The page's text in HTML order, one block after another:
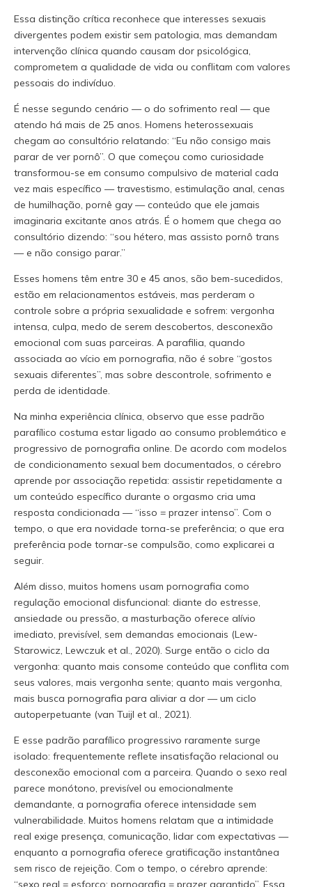
Essa distinção crítica reconhece que interesses sexuais
divergentes podem existir sem patologia, mas demandam
intervenção clínica quando causam dor psicológica,
comprometem a qualidade de vida ou conflitam com valores
pessoais do indivíduo.
É nesse segundo cenário — o do sofrimento real — que
atendo há mais de 25 anos. Homens heterossexuais
chegam ao consultório relatando: “Eu não consigo mais
parar de ver pornô”. O que começou como curiosidade
transformou-se em consumo compulsivo de material cada
vez mais específico — travestismo, estimulação anal, cenas
de humilhação, pornê gay — conteúdo que ele jamais
imaginaria excitante anos atrás. É o homem que chega ao
consultório dizendo: “sou hétero, mas assisto pornô trans
— e não consigo parar.”
Esses homens têm entre 30 e 45 anos, são bem-sucedidos,
estão em relacionamentos estáveis, mas perderam o
controle sobre a própria sexualidade e sofrem: vergonha
intensa, culpa, medo de serem descobertos, desconexão
emocional com suas parceiras. A parafilia, quando
associada ao vício em pornografia, não é sobre “gostos
sexuais diferentes”, mas sobre descontrole, sofrimento e
perda de identidade.
Na minha experiência clínica, observo que esse padrão
parafílico costuma estar ligado ao consumo problemático e
progressivo de pornografia online. De acordo com modelos
de condicionamento sexual bem documentados, o cérebro
aprende por associação repetida: assistir repetidamente a
um conteúdo específico durante o orgasmo cria uma
resposta condicionada — “isso = prazer intenso”. Com o
tempo, o que era novidade torna-se preferência; o que era
preferência pode tornar-se compulsão, como explicarei a
seguir.
Além disso, muitos homens usam pornografia como
regulação emocional disfuncional: diante do estresse,
ansiedade ou pressão, a masturbação oferece alívio
imediato, previsível, sem demandas emocionais (Lew-
Starowicz, Lewczuk et al., 2020). Surge então o ciclo da
vergonha: quanto mais consome conteúdo que conflita com
seus valores, mais vergonha sente; quanto mais vergonha,
mais busca pornografia para aliviar a dor — um ciclo
autoperpetuante (van Tuijl et al., 2021).
E esse padrão parafílico progressivo raramente surge
isolado: frequentemente reflete insatisfação relacional ou
desconexão emocional com a parceira. Quando o sexo real
parece monótono, previsível ou emocionalmente
demandante, a pornografia oferece intensidade sem
vulnerabilidade. Muitos homens relatam que a intimidade
real exige presença, comunicação, lidar com expectativas —
enquanto a pornografia oferece gratificação instantânea
sem risco de rejeição. Com o tempo, o cérebro aprende:
“sexo real = esforço; pornografia = prazer garantido”. Essa